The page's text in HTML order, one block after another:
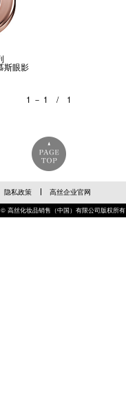
斯眼影
1 － 1 / 1
隐私政策 高丝企业官网
高丝化妆品销售（中国）有限公司版权所有